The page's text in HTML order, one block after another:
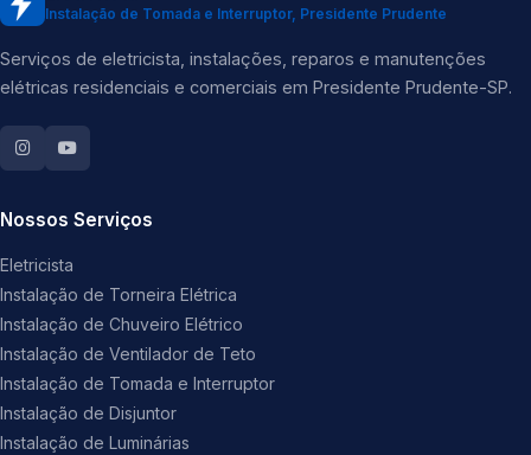
Instalação de Tomada e Interruptor, Presidente Prudente
Serviços de eletricista, instalações, reparos e manutenções
elétricas residenciais e comerciais em Presidente Prudente-SP.
Nossos Serviços
Eletricista
Instalação de Torneira Elétrica
Instalação de Chuveiro Elétrico
Instalação de Ventilador de Teto
Instalação de Tomada e Interruptor
Instalação de Disjuntor
Instalação de Luminárias